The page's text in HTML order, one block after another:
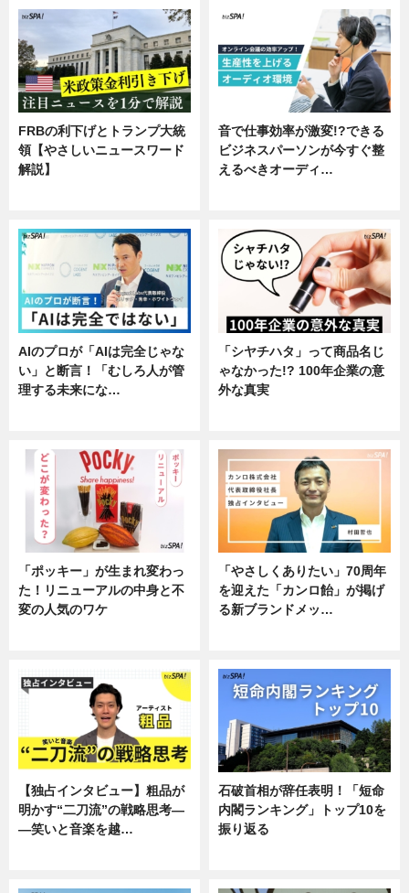
FRBの利下げとトランプ大統
領【やさしいニュースワード
解説】
音で仕事効率が激変!?できる
ビジネスパーソンが今すぐ整
えるべきオーディ…
AIのプロが「AIは完全じゃな
い」と断言！「むしろ人が管
理する未来にな…
「シヤチハタ」って商品名じ
ゃなかった!? 100年企業の意
外な真実
「ポッキー」が生まれ変わっ
た！リニューアルの中身と不
変の人気のワケ
「やさしくありたい」70周年
を迎えた「カンロ飴」が掲げ
る新ブランドメッ…
【独占インタビュー】粗品が
明かす“二刀流”の戦略思考―
―笑いと音楽を越…
石破首相が辞任表明！「短命
内閣ランキング」トップ10を
振り返る